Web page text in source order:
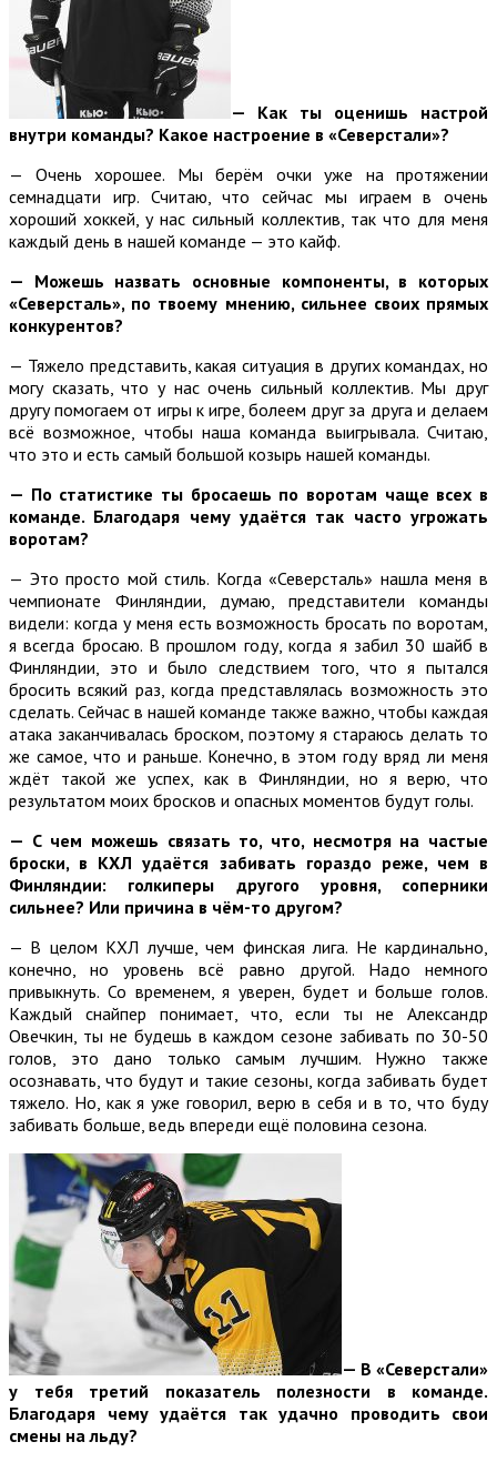
— Как ты оценишь настрой
внутри команды? Какое настроение в «Северстали»?
— Очень хорошее. Мы берём очки уже на протяжении
семнадцати игр. Считаю, что сейчас мы играем в очень
хороший хоккей, у нас сильный коллектив, так что для меня
каждый день в нашей команде — это кайф.
— Можешь назвать основные компоненты, в которых
«Северсталь», по твоему мнению, сильнее своих прямых
конкурентов?
— Тяжело представить, какая ситуация в других командах, но
могу сказать, что у нас очень сильный коллектив. Мы друг
другу помогаем от игры к игре, болеем друг за друга и делаем
всё возможное, чтобы наша команда выигрывала. Считаю,
что это и есть самый большой козырь нашей команды.
— По статистике ты бросаешь по воротам чаще всех в
команде. Благодаря чему удаётся так часто угрожать
воротам?
— Это просто мой стиль. Когда «Северсталь» нашла меня в
чемпионате Финляндии, думаю, представители команды
видели: когда у меня есть возможность бросать по воротам,
я всегда бросаю. В прошлом году, когда я забил 30 шайб в
Финляндии, это и было следствием того, что я пытался
бросить всякий раз, когда представлялась возможность это
сделать. Сейчас в нашей команде также важно, чтобы каждая
атака заканчивалась броском, поэтому я стараюсь делать то
же самое, что и раньше. Конечно, в этом году вряд ли меня
ждёт такой же успех, как в Финляндии, но я верю, что
результатом моих бросков и опасных моментов будут голы.
— С чем можешь связать то, что, несмотря на частые
броски, в КХЛ удаётся забивать гораздо реже, чем в
Финляндии: голкиперы другого уровня, соперники
сильнее? Или причина в чём-то другом?
— В целом КХЛ лучше, чем финская лига. Не кардинально,
конечно, но уровень всё равно другой. Надо немного
привыкнуть. Со временем, я уверен, будет и больше голов.
Каждый снайпер понимает, что, если ты не Александр
Овечкин, ты не будешь в каждом сезоне забивать по 30-50
голов, это дано только самым лучшим. Нужно также
осознавать, что будут и такие сезоны, когда забивать будет
тяжело. Но, как я уже говорил, верю в себя и в то, что буду
забивать больше, ведь впереди ещё половина сезона.
— В «Северстали»
у тебя третий показатель полезности в команде.
Благодаря чему удаётся так удачно проводить свои
смены на льду?